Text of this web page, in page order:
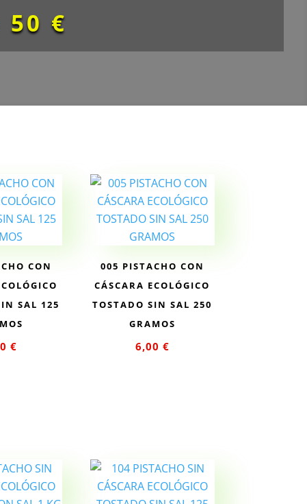
50 €
CON
SAL 125
€
005 PISTACHO CON
CÁSCARA ECOLÓGICO
TOSTADO SIN SAL 250
GRAMOS
6,00 €